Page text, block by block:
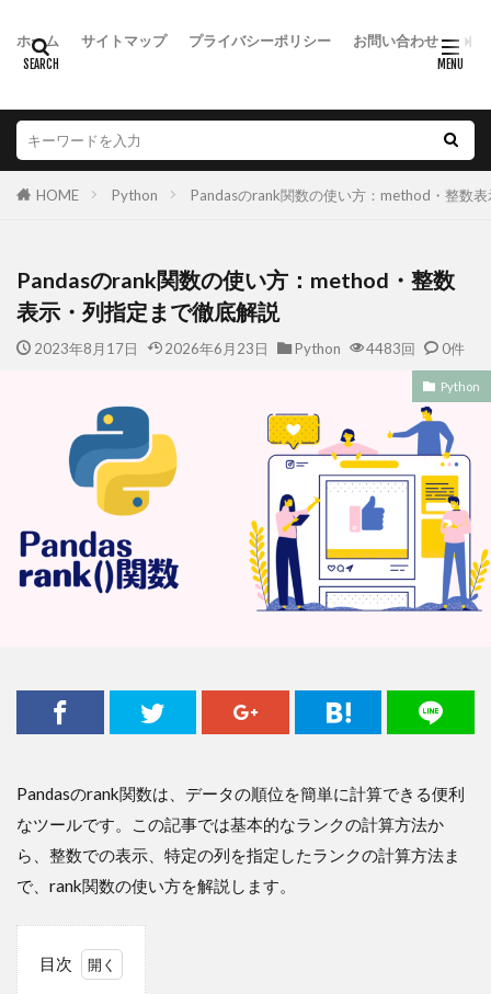
ホーム サイトマップ プライバシーポリシー お問い合わせ
HOME Python Pandasのrank関数の使い方：method・整数
Pandasのrank関数の使い方：method・整数
表示・列指定まで徹底解説
2023年8月17日 2026年6月23日 Python 4483回 0件
Python
Pandasのrank関数は、データの順位を簡単に計算できる便利
なツールです。この記事では基本的なランクの計算方法か
ら、整数での表示、特定の列を指定したランクの計算方法ま
で、rank関数の使い方を解説します。
目次